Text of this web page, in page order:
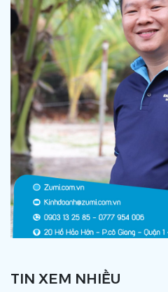
TIN XEM NHIỀU